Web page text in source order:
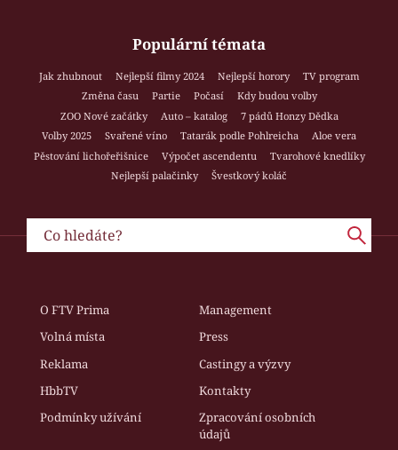
Populární témata
Jak zhubnout Nejlepší filmy 2024 Nejlepší horory
TV program
Změna času
Partie Počasí
Kdy budou volby
ZOO Nové začátky
Auto – katalog
7 pádů Honzy Dědka
Volby 2025
Svařené víno Tatarák podle Pohlreicha
Aloe vera
Pěstování lichořeřišnice
Výpočet ascendentu
Tvarohové knedlíky
Nejlepší palačinky
Švestkový koláč
O FTV Prima
Management
Volná místa
Press
Reklama
Castingy a výzvy
HbbTV
Kontakty
Podmínky užívání
Zpracování osobních
údajů